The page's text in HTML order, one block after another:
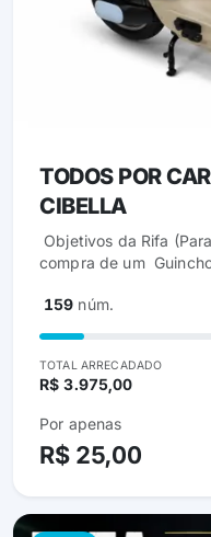
TODOS POR
CIBELLA
Objetivos da Rifa
compra de um
cama com segurança
necessários no novo
funcional.
sessões de
contas e os gastos
exigem. ​ Como Ajudar:
159 núm.
TOTAL ARRECADADO
R$ 3.975,00
Por apenas
R$ 25,00